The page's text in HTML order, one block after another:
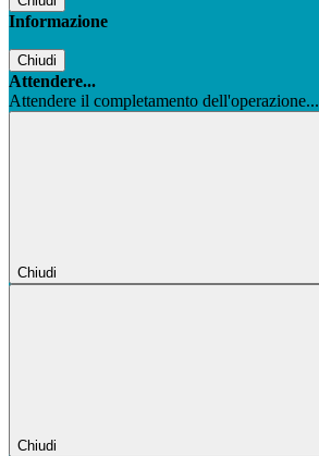
Informazione
Chiudi
Attendere...
Attendere il completamento dell'operazione...
Chiudi
Chiudi